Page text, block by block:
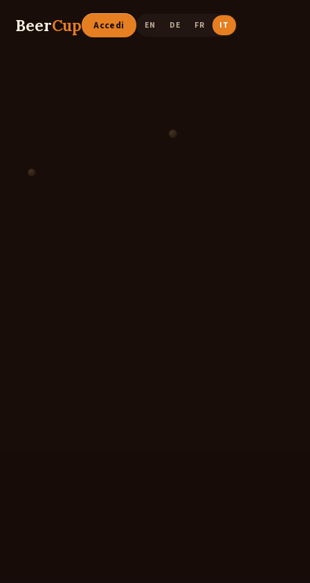
BeerCup Accedi EN DE FR IT